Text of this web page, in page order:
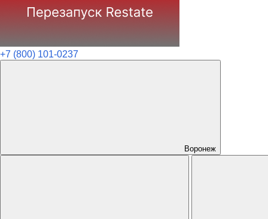
+7 (800) 101-0237
Воронеж